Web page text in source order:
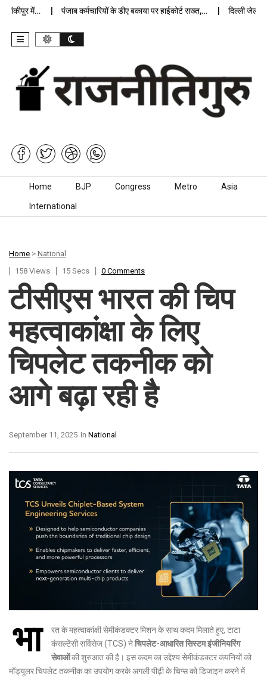
में… पंजाब कर्मचारियों के डीए बकाया पर हाईकोर्ट सख्त,… दिल्ली जेलों में
Skip to content
Home BJP Congress Metro Asia
International
Home > National
158 Views
15 Secs 0 Comments
टीसीएस भारत की चिप
महत्वाकांक्षा के लिए
चिपलेट तकनीक को
आगे बढ़ा रही है
In National
September 11, 2025
भा
रत के महत्वाकांक्षी सेमीकंडक्टर मिशन के साथ कदम मिलाते हुए, टाटा
कंसल्टेंसी सर्विसेज (TCS) नेचिपलेट-आधारित सिस्टम इंजीनियरिंग
सेवाओंकी शुरुआत की है। इस कदम का उद्देश्य सेमीकंडक्टर कंपनियों को
मॉड्यूलर चिपलेट तकनीक का उपयोग करके अगली पीढ़ी के चिप्स को डिजाइन करने में